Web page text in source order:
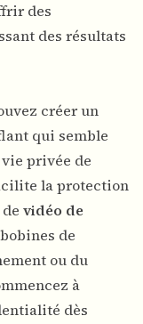
des
des résultats
créer un
qui semble
privée de
la protection
vidéo de
de
ou du
à
dès